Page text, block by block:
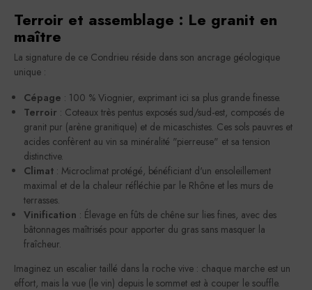
Terroir et assemblage : Le granit en
maître
La signature de ce Condrieu réside dans son ancrage géologique
unique :
Cépage : 100 % Viognier, exprimant ici sa plus grande finesse.
Terroir : Coteaux très pentus exposés sud/sud-est, composés de
granit pur (arène granitique) et de micaschistes. Ces sols pauvres et
acides confèrent au vin sa minéralité "pierreuse" et sa tension
distinctive.
Climat : Microclimat protégé, bénéficiant d'un ensoleillement
maximal et de la chaleur réfléchie par le Rhône et les murs de
terrasses.
Vinification : Élevage en fûts de chêne sur lies fines, avec des
bâtonnages maîtrisés pour apporter du gras sans masquer la
fraîcheur.
Imaginez un escalier taillé dans la roche vive : chaque marche est un
effort, mais la vue (le vin) depuis le sommet est à couper le souffle.